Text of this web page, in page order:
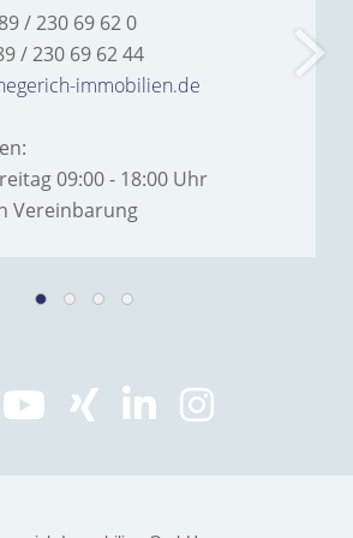
/ 230 69 62 0
/ 230 69 62 44
immobilien.de
09:00 - 18:00 Uhr
Vereinbarung